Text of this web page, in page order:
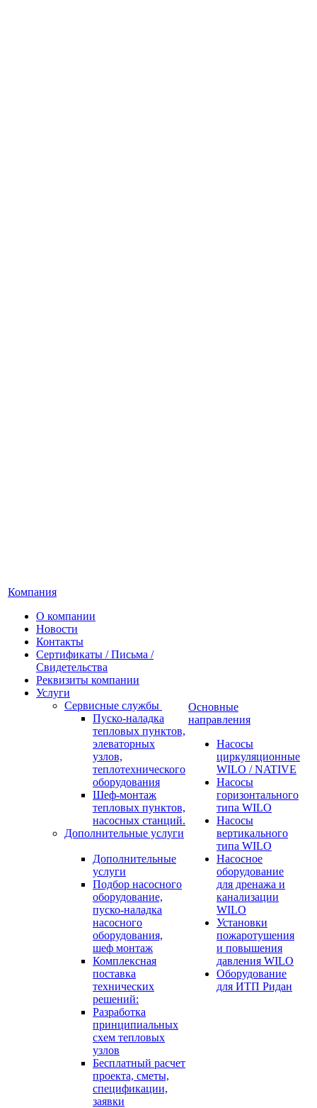
Компания
О компании
Новости
Контакты
Сертификаты / Письма /
Свидетельства
Реквизиты компании
Услуги
Сервисные службы
Пуско-наладка
тепловых пунктов,
элеваторных
узлов,
теплотехнического
оборудования
Шеф-монтаж
тепловых пунктов,
насосных станций.
Дополнительные услуги
Дополнительные
услуги
Подбор насосного
оборудование,
пуско-наладка
насосного
оборудования,
шеф монтаж
Комплексная
поставка
технических
решений:
Разработка
принципиальных
схем тепловых
узлов
Бесплатный расчет
проекта, сметы,
спецификации,
заявки
Основные
направления
Насосы
циркуляционные
WILO / NATIVE
Насосы
горизонтального
типа WILO
Насосы
вертикального
типа WILO
Насосное
оборудование
для дренажа и
канализации
WILO
Установки
пожаротушения
и повышения
давления WILO
Оборудование
для ИТП Ридан